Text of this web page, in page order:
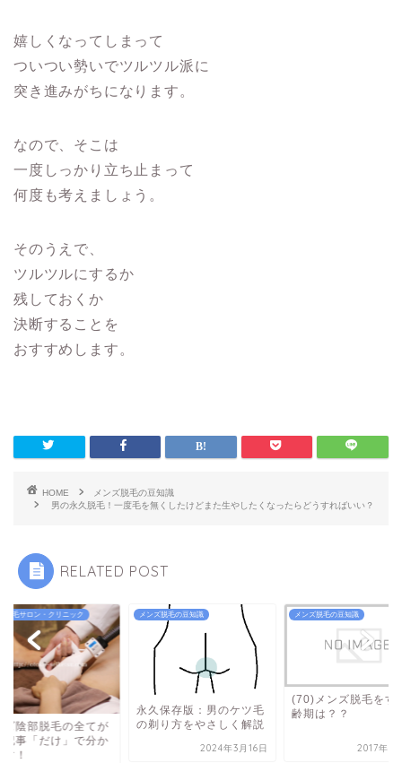
嬉しくなってしまって
ついつい勢いでツルツル派に
突き進みがちになります。
なので、そこは
一度しっかり立ち止まって
何度も考えましょう。
そのうえで、
ツルツルにするか
残しておくか
決断することを
おすすめします。
HOME
メンズ脱毛の豆知識
男の永久脱毛！一度毛を無くしたけどまた生やしたくなったらどうすればいい？
RELATED POST
脱毛サロン・クリニック
ズ陰部脱毛の全てが
記事「だけ」で分か
！
メンズ脱毛の豆知識
永久保存版：男のケツ毛
の剃り方をやさしく解説
2024年3月16日
メンズ脱毛の豆知識
(70)メンズ脱毛をす
齢期は？？
2017年10